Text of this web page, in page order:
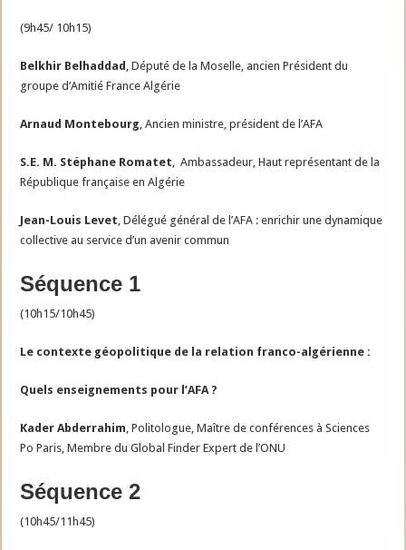
(9h45/ 10h15)
Belkhir Belhaddad , Député de la Moselle, ancien Président du
groupe d’Amitié France Algérie
Arnaud Montebourg , Ancien ministre, président de l’AFA
S.E. M. Stéphane Romatet , Ambassadeur, Haut représentant de la
République française en Algérie
Jean-Louis Levet , Délégué général de l’AFA : enrichir une dynamique
collective au service d’un avenir commun
Séquence 1
(10h15/10h45)
Le contexte géopolitique de la relation franco-algérienne :
Quels enseignements pour l’AFA ?
Kader Abderrahim , Politologue, Maître de conférences à Sciences
Po Paris, Membre du Global Finder Expert de l’ONU
Séquence 2
(10h45/11h45)